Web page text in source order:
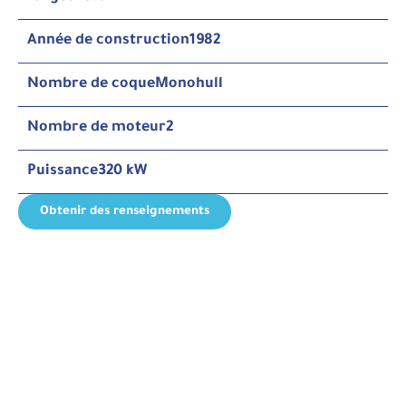
Année de construction1982
Nombre de coqueMonohull
Nombre de moteur2
Puissance320 kW
Obtenir des renseignements